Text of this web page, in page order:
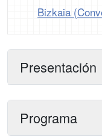
Bizkaia
Presentación
Programa